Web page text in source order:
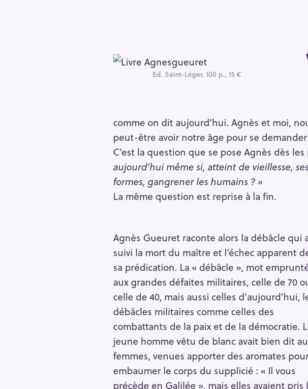
Ed. Saint-Léger, 100 p., 15 €
comme on dit aujourd’hui. Agnès et moi,
peut-être avoir notre âge pour se demander
C’est la question que se pose Agnès dès
aujourd’hui même si, atteint de vieillesse,
formes, gangrener les humains ? »
La même question est reprise à la fin.
Agnès Gueuret raconte alors la débâcle qui
suivi la mort du maître et l’échec apparent
sa prédication. La « débâcle », mot
aux grandes défaites militaires, celle de 70
celle de 40, mais aussi celles d’aujourd’hui,
débâcles militaires comme celles des
combattants de la paix et de la démocratie.
jeune homme vêtu de blanc avait bien dit
femmes, venues apporter des aromates
embaumer le corps du supplicié : « Il vous
précède en Galilée », mais elles avaient pris